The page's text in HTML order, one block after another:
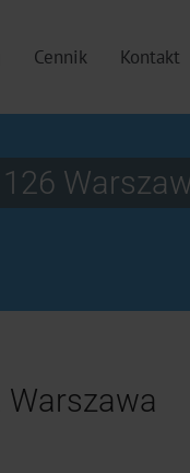
Cennik Kontakt
Warszawa